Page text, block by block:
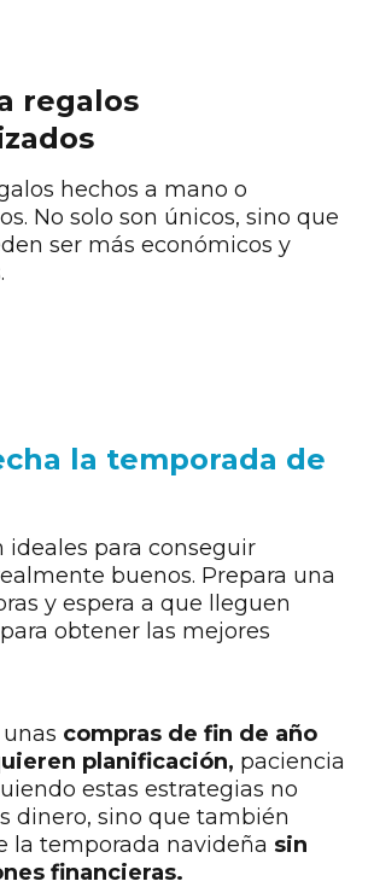
regalos
hechos a mano o
No solo son únicos, sino que
ser más económicos y
la temporada de
ideales para conseguir
buenos. Prepara una
y espera a que lleguen
obtener las mejores
compras de fin de año
planificación, paciencia
estas estrategias no
dinero, sino que también
la temporada navideña sin
financieras.